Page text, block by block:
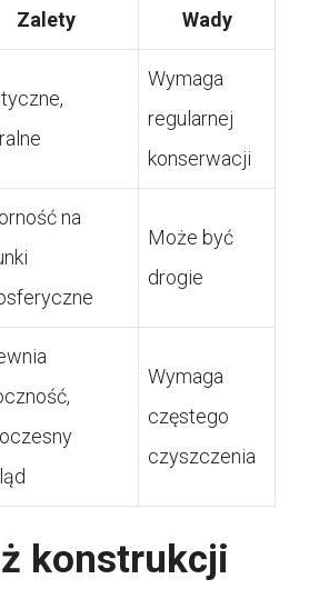
Zalety Wady
Wymaga
regularnej
konserwacji
na
Może być
drogie
Wymaga
częstego
czyszczenia
konstrukcji